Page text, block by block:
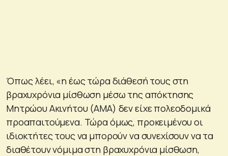
Όπως λέει, «η έως τώρα διάθεσή τους στη
βραχυχρόνια μίσθωση μέσω της απόκτησης
Μητρώου Ακινήτου (ΑΜΑ) δεν είχε πολεοδομικά
προαπαιτούμενα. Τώρα όμως, προκειμένου οι
ιδιοκτήτες τους να μπορούν να συνεχίσουν να τα
διαθέτουν νόμιμα στη βραχυχρόνια μίσθωση,